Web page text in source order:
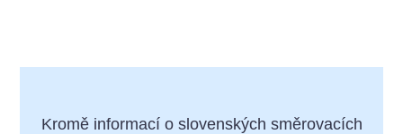
Kromě informací o slovenských směrovacích